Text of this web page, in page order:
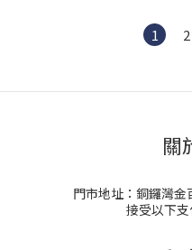
1 2
關
門市地址：銅鑼灣
接受以下